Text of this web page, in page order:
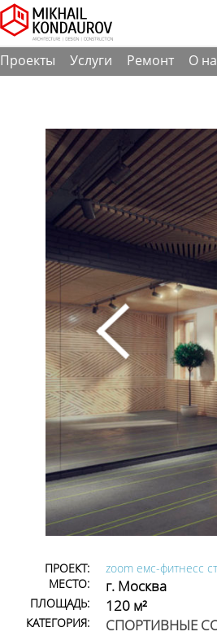
Проекты Услуги Ремонт О
ПРОЕКТ:
zoom емс-фитнесс
МЕСТО:
г. Москва
ПЛОЩАДЬ: 120 м²
КАТЕГОРИЯ: СПОРТИВНЫЕ